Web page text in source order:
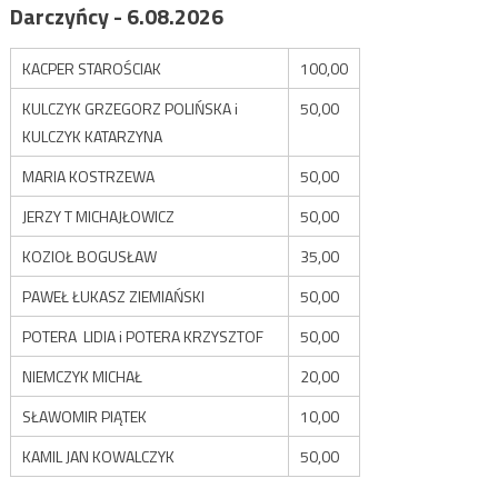
Darczyńcy - 6.08.2026
KACPER STAROŚCIAK
100,00
KULCZYK GRZEGORZ POLIŃSKA i
KULCZYK KATARZYNA
50,00
MARIA KOSTRZEWA
50,00
JERZY T MICHAJŁOWICZ
50,00
KOZIOŁ BOGUSŁAW
35,00
PAWEŁ ŁUKASZ ZIEMIAŃSKI
50,00
POTERA LIDIA i POTERA KRZYSZTOF
50,00
NIEMCZYK MICHAŁ
20,00
SŁAWOMIR PIĄTEK
10,00
KAMIL JAN KOWALCZYK
50,00